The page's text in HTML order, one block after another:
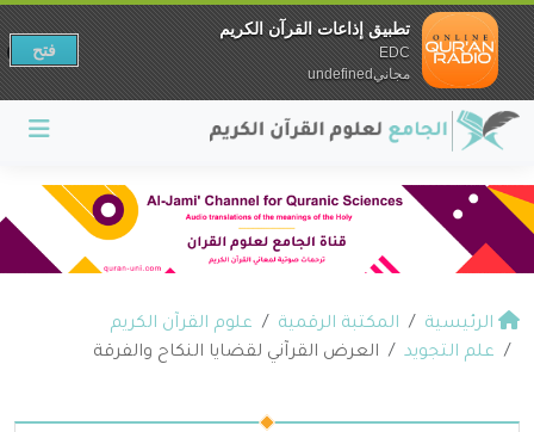
الرئيسية المكتبة الرقمية
علوم القرآن الكريم
علم التجويد
العرض القرآني لقضايا النكاح والفرقة
تطبيق إذاعات القرآن الكريم
EDC
مجانيundefined
فتح